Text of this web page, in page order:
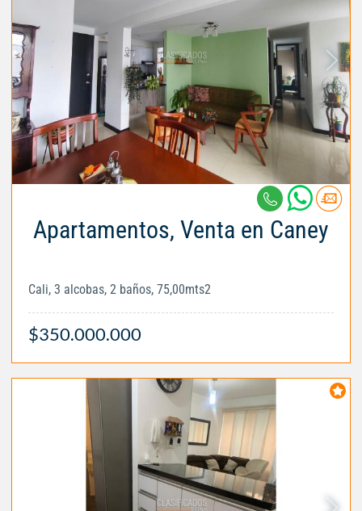
Apartamentos, Venta en Caney
Cali, 3 alcobas, 2 baños, 75,00mts2
$350.000.000